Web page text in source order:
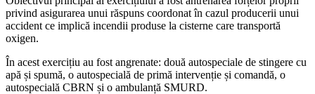
privind asigurarea unui răspuns coordonat în cazul producerii unui
accident ce implică incendii produse la cisterne care transportă
oxigen.
În acest exercițiu au fost angrenate: două autospeciale de stingere cu
apă și spumă, o autospecială de primă intervenție și comandă, o
autospecială CBRN și o ambulanță SMURD.